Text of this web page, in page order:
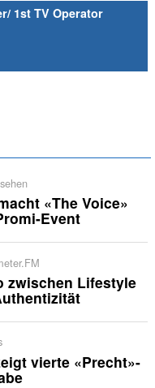
1st TV Operator
«The Voice»
Event
zwischen Lifestyle
vierte «Precht»-